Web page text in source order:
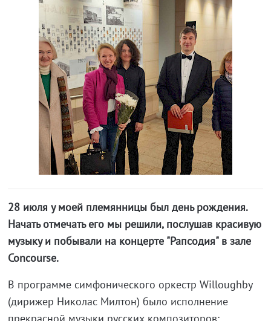
28 июля у моей племянницы был день рождения.
Начать отмечать его мы решили, послушав красивую
музыку и побывали на концерте "Рапсодия" в зале
Concourse.
В программе симфонического оркестр Willoughby
(дирижер Николас Милтон) было исполнение
прекрасной музыки русских композиторов: